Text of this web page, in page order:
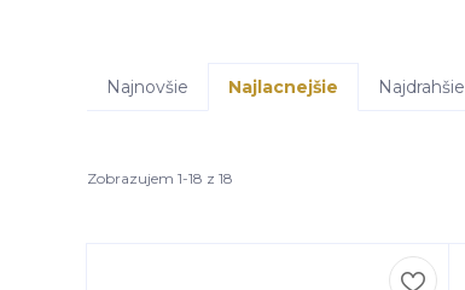
Najnovšie Najlacnejšie Najdrahšie
Zobrazujem 1-18 z 18